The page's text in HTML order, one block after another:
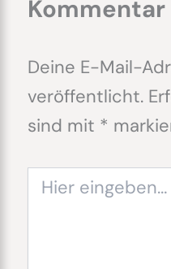
Kommentar
Deine E-Mail-
veröffentlicht.
sind mit *
eingeben…